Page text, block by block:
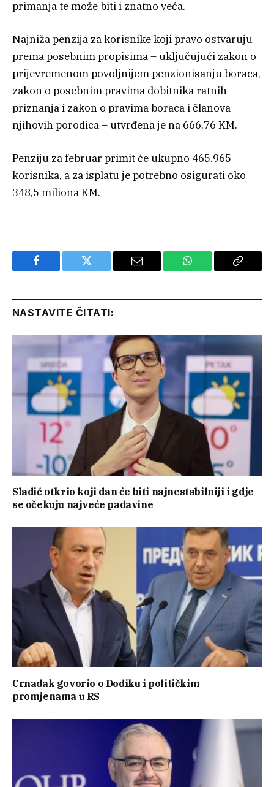
primanja te može biti i znatno veća.
Najniža penzija za korisnike koji pravo ostvaruju
prema posebnim propisima – uključujući zakon o
prijevremenom povoljnijem penzionisanju boraca,
zakon o posebnim pravima dobitnika ratnih
priznanja i zakon o pravima boraca i članova
njihovih porodica – utvrđena je na 666,76 KM.
Penziju za februar primit će ukupno 465.965
korisnika, a za isplatu je potrebno osigurati oko
348,5 miliona KM.
Facebook Twitter Email WhatsApp Copy
NASTAVITE ČITATI:
Sladić otkrio koji dan će biti najnestabilniji i gdje
se očekuju najveće padavine
Crnadak govorio o Dodiku i političkim
promjenama u RS